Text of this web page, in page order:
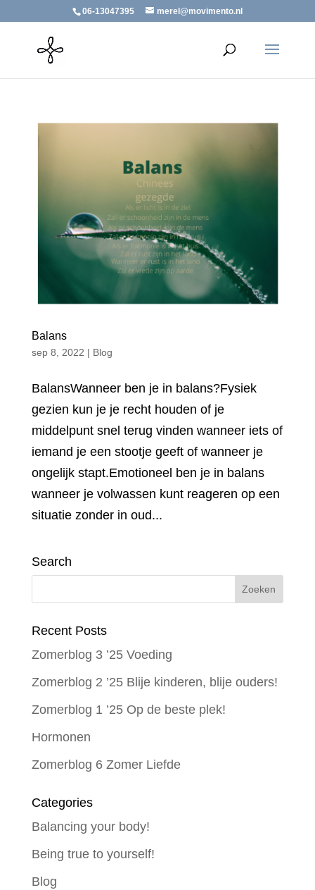
06-13047395 merel@movimento.nl
Balans
sep 8, 2022 | Blog
BalansWanneer ben je in balans?Fysiek
gezien kun je je recht houden of je
middelpunt snel terug vinden wanneer iets of
iemand je een stootje geeft of wanneer je
ongelijk stapt.Emotioneel ben je in balans
wanneer je volwassen kunt reageren op een
situatie zonder in oud...
Search
Recent Posts
Zomerblog 3 ’25 Voeding
Zomerblog 2 ’25 Blije kinderen, blije ouders!
Zomerblog 1 ’25 Op de beste plek!
Hormonen
Zomerblog 6 Zomer Liefde
Categories
Balancing your body!
Being true to yourself!
Blog